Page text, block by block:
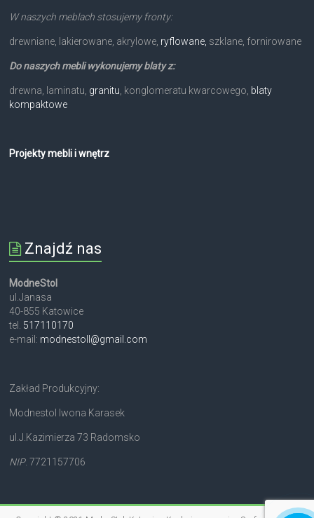
W naszych meblach stosujemy fronty:
drewniane, lakierowane, akrylowe, ryflowane, szklane, fornirowane
Do naszych mebli wykonujemy blaty z:
drewna, laminatu, granitu, konglomeratu kwarcowego, blaty
kompaktowe
Projekty mebli i wnętrz
Znajdź nas
ModneStol
ul.Janasa
40-855 Katowice
tel. 517110170
e-mail: modnestoll@gmail.com
Zakład Produkcyjny:
Modnestol Iwona Karasek
ul.J.Kazimierza 73 Radomsko
NIP. 7721157706